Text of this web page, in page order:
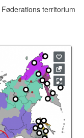
territorium